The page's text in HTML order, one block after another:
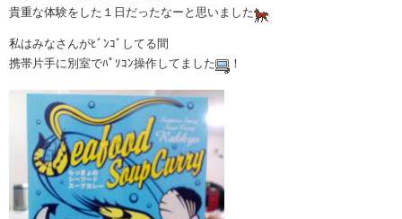
貴重な体験をした１日だったなーと思いました
私はみなさんがﾋﾞﾝｺﾞしてる間
携帯片手に別室でﾊﾟｿｺﾝ操作してました
！